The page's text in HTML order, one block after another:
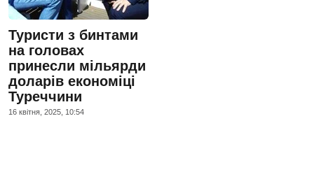
Туристи з бинтами
на головах
принесли мільярди
доларів економіці
Туреччини
16 квiтня, 2025, 10:54